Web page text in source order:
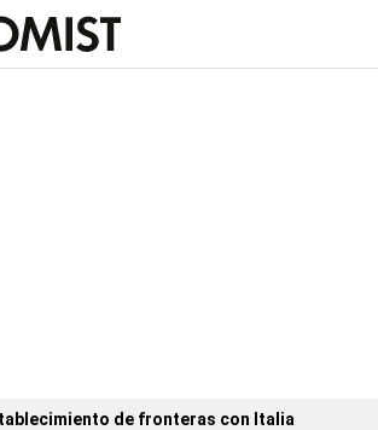
de fronteras con Italia